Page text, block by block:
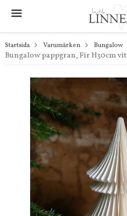
Startsida Varumärken Bungalow
Bungalow pappgran, Fir H30cm vit